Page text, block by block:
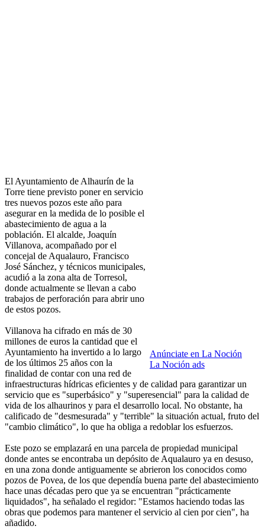
Anúnciate en La Noción
La Noción ads
El Ayuntamiento de Alhaurín de la
Torre tiene previsto poner en servicio
tres nuevos pozos este año para
asegurar en la medida de lo posible el
abastecimiento de agua a la
población. El alcalde, Joaquín
Villanova, acompañado por el
concejal de Aqualauro, Francisco
José Sánchez, y técnicos municipales,
acudió a la zona alta de Torresol,
donde actualmente se llevan a cabo
trabajos de perforación para abrir uno
de estos pozos.
Villanova ha cifrado en más de 30
millones de euros la cantidad que el
Ayuntamiento ha invertido a lo largo
de los últimos 25 años con la
finalidad de contar con una red de
infraestructuras hídricas eficientes y de calidad para garantizar un
servicio que es "superbásico" y "superesencial" para la calidad de
vida de los alhaurinos y para el desarrollo local. No obstante, ha
calificado de "desmesurada" y "terrible" la situación actual, fruto del
"cambio climático", lo que ha obliga a redoblar los esfuerzos.
Este pozo se emplazará en una parcela de propiedad municipal
donde antes se encontraba un depósito de Aqualauro ya en desuso,
en una zona donde antiguamente se abrieron los conocidos como
pozos de Povea, de los que dependía buena parte del abastecimiento
hace unas décadas pero que ya se encuentran "prácticamente
liquidados", ha señalado el regidor: "Estamos haciendo todas las
obras que podemos para mantener el servicio al cien por cien", ha
añadido.